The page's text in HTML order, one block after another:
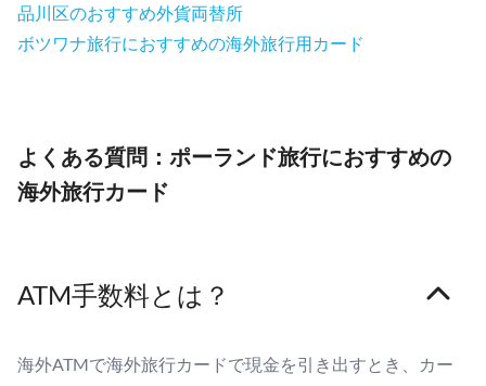
品川区のおすすめ外貨両替所
ボツワナ旅行におすすめの海外旅行用カード
よくある質問：ポーランド旅行におすすめの
海外旅行カード
ATM手数料とは？
海外ATMで海外旅行カードで現金を引き出すとき、カー